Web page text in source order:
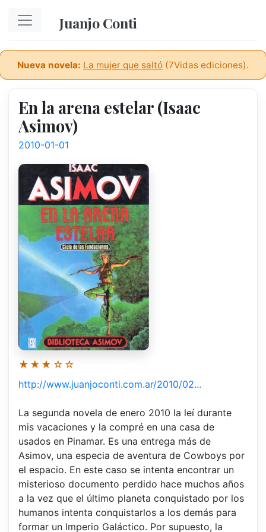
Juanjo Conti
Nueva novela: La mujer que saltó (7Vidas ediciones).
En la arena estelar (Isaac
Asimov)
2010-01-01
★★★☆☆
http://www.juanjoconti.com.ar/2010/02...
La segunda novela de enero 2010 la leí durante
mis vacaciones y la compré en una casa de
usados en Pinamar. Es una entrega más de
Asimov, una especia de aventura de Cowboys por
el espacio. En este caso se intenta encontrar un
misterioso documento perdido hace muchos años
a la vez que el último planeta conquistado por los
humanos intenta conquistarlos a los demás para
formar un Imperio Galáctico. Por supuesto, la